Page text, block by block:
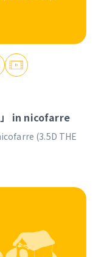
in nicofarre
(3.5D THE